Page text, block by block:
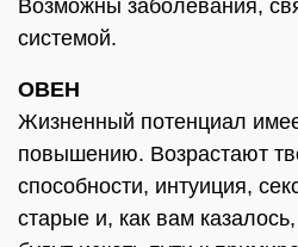
Возможны заболевания,
системой.
ОВЕН
Жизненный потенциал
повышению. Возрастают
способности, интуиция,
старые и, как вам